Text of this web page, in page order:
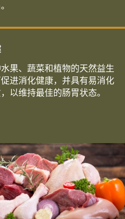
果、蔬菜和植物的天然益生
进消化健康，并具有易消化
以维持最佳的肠胃状态。